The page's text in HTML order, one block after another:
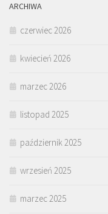
ARCHIWA
czerwiec 2026
kwiecień 2026
marzec 2026
listopad 2025
październik 2025
wrzesień 2025
marzec 2025